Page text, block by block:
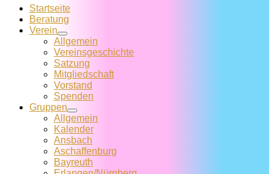
Startseite
Beratung
Verein
Allgemein
Vereins­geschichte
Satzung
Mitglied­schaft
Vorstand
Spenden
Gruppen
Allgemein
Kalender
Ansbach
Aschaffenburg
Bayreuth